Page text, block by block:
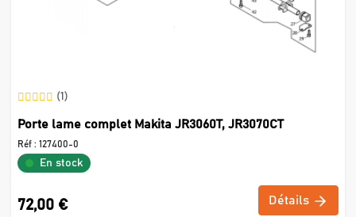
(1)
Porte lame complet Makita JR3060T, JR3070CT
Réf : 127400-0
En stock
72,00 € Détails